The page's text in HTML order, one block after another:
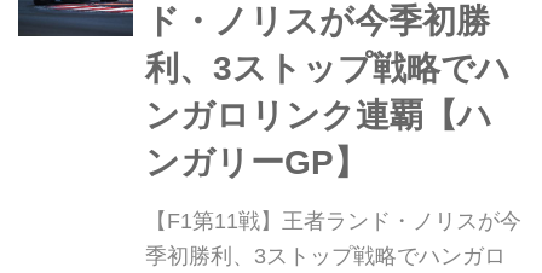
ド・ノリスが今季初勝
利、3ストップ戦略でハ
ンガロリンク連覇【ハ
ンガリーGP】
【F1第11戦】王者ランド・ノリスが今
季初勝利、3ストップ戦略でハンガロ